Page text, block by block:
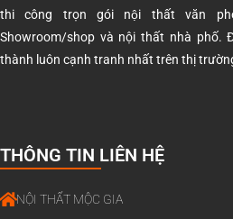
thi công trọn gói nội thất văn
Showroom/shop và nội thất nhà phố.
thành luôn cạnh tranh nhất trên thị
THÔNG TIN LIÊN HỆ
NỘI THẤT MỘC GIA